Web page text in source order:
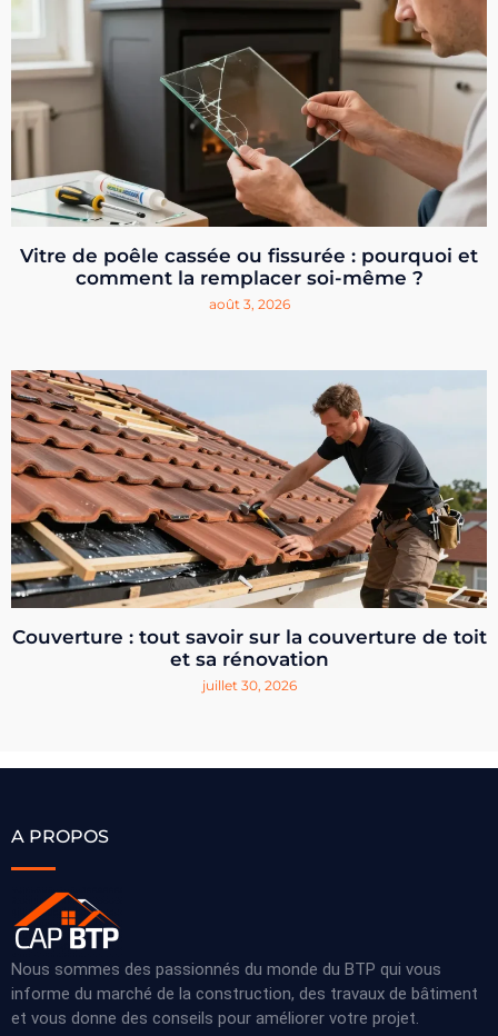
Vitre de poêle cassée ou fissurée : pourquoi et
comment la remplacer soi-même ?
août 3, 2026
Couverture : tout savoir sur la couverture de toit
et sa rénovation
juillet 30, 2026
A PROPOS
Nous sommes des passionnés du monde du BTP qui vous
informe du marché de la construction, des travaux de bâtiment
et vous donne des conseils pour améliorer votre projet.